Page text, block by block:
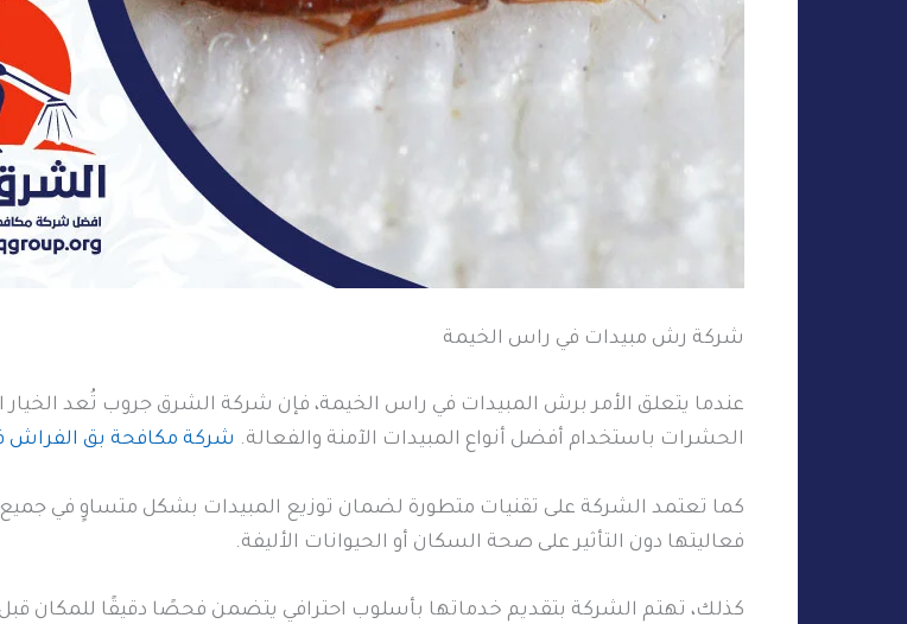
شركة رش مبيدات في راس الخيمة
عندما يتعلق الأمر برش المبيدات في راس الخيمة، فإن شركة الشرق جروب تُعد
الحشرات باستخدام أفضل أنواع المبيدات الآمنة والفعالة. شركة مكافحة بق الفراش
كما تعتمد الشركة على تقنيات متطورة لضمان توزيع المبيدات بشكل متساوٍ في جميع
فعاليتها دون التأثير على صحة السكان أو الحيوانات الأليفة.
كذلك، تهتم الشركة بتقديم خدماتها بأسلوب احترافي يتضمن فحصًا دقيقًا للمكان